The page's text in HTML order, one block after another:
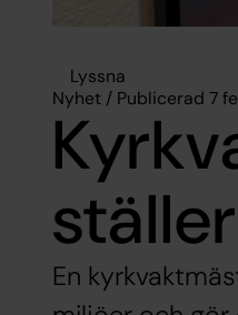
Lyssna
Nyhet / Publicerad 7
En